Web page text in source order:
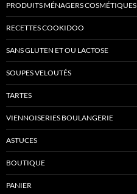
PRODUITS MÉNAGERS COSMÉTIQUES
RECETTES COOKIDOO
SANS GLUTEN ET OU LACTOSE
SOUPES VELOUTÉS
TARTES
VIENNOISERIES BOULANGERIE
ASTUCES
BOUTIQUE
PANIER